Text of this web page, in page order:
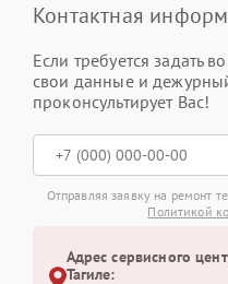
Контактная
Если требуется задать
свои данные и
проконсультирует Вас!
Отправляя заявку на ремонт
Политикой
Адрес сервисного
Тагиле: